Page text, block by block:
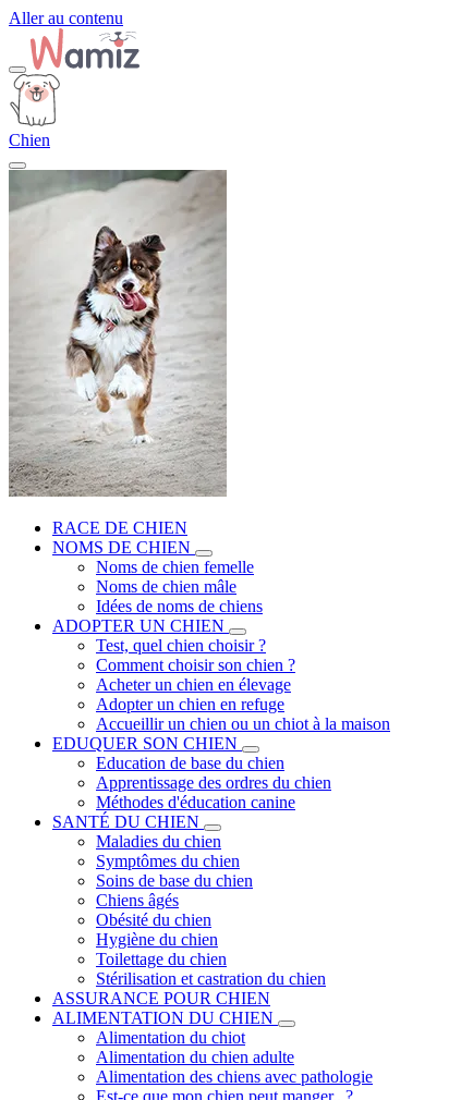
Aller au contenu
Chien
RACE DE CHIEN
NOMS DE CHIEN
Noms de chien femelle
Noms de chien mâle
Idées de noms de chiens
ADOPTER UN CHIEN
Test, quel chien choisir ?
Comment choisir son chien ?
Acheter un chien en élevage
Adopter un chien en refuge
Accueillir un chien ou un chiot à la maison
EDUQUER SON CHIEN
Education de base du chien
Apprentissage des ordres du chien
Méthodes d'éducation canine
SANTÉ DU CHIEN
Maladies du chien
Symptômes du chien
Soins de base du chien
Chiens âgés
Obésité du chien
Hygiène du chien
Toilettage du chien
Stérilisation et castration du chien
ASSURANCE POUR CHIEN
ALIMENTATION DU CHIEN
Alimentation du chiot
Alimentation du chien adulte
Alimentation des chiens avec pathologie
Est-ce que mon chien peut manger.. ?